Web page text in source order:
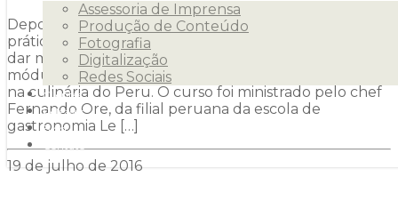
Assessoria de Imprensa
Produção de Conteúdo
Fotografia
Digitalização
Redes Sociais
Clientes
Releases
Blog
Contato
Depois de uma maratona de 24 horas de aulas
práticas, mescladas com um pouquinho de teoria para
dar mais colorido, terminou no sábado (16) o primeiro
módulo do curso “Cozinhas do Mundo”, que teve foco
na culinária do Peru. O curso foi ministrado pelo chef
Fernando Ore, da filial peruana da escola de
gastronomia Le […]
19 de julho de 2016